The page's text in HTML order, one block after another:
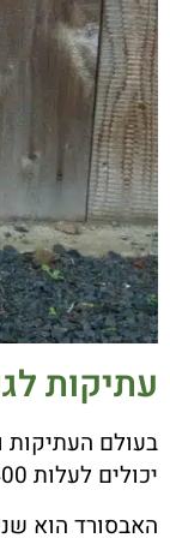
עתיקות
בעולם העתיקות
יכולים לעלות 400 ש"ח וכאלה שיעלו 2500 ש"ח ויותר.
האבסורד הוא שניתן לעיתים